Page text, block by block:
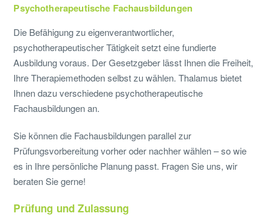
Psychotherapeutische Fachausbildungen
Die Befähigung zu eigenverantwortlicher,
psychotherapeutischer Tätigkeit setzt eine fundierte
Ausbildung voraus. Der Gesetzgeber lässt Ihnen die Freiheit,
Ihre Therapiemethoden selbst zu wählen. Thalamus bietet
Ihnen dazu verschiedene psychotherapeutische
Fachausbildungen an.
Sie können die Fachausbildungen parallel zur
Prüfungsvorbereitung vorher oder nachher wählen – so wie
es in Ihre persönliche Planung passt. Fragen Sie uns, wir
beraten Sie gerne!
Prüfung und Zulassung